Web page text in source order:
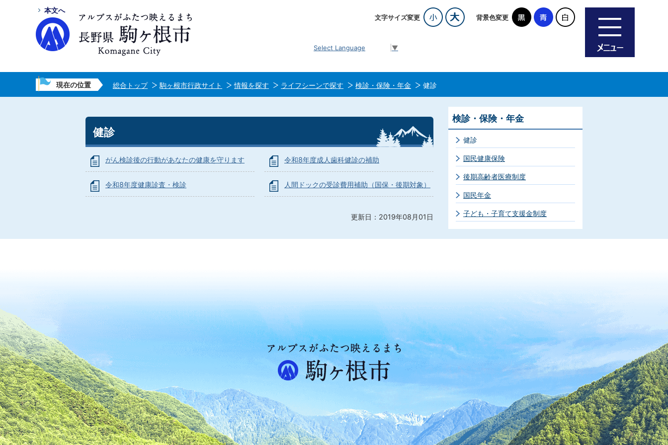
本文へ
文字サイズ変更 背景色変更
Select Language ▼
現在の位置 総合トップ 駒ヶ根市行政サイト 情報を探す ライフシーンで探す 検診・保険・年金 健診
健診
がん検診後の行動があなたの健康を守ります 令和8年度成人歯科健診の補助
令和8年度健康診査・検診 人間ドックの受診費用補助（国保・後期対象）
更新日：2019年08月01日
検診・保険・年金
健診
国民健康保険
後期高齢者医療制度
国民年金
子ども・子育て支援金制度
ア
ル
た
つ
映
え
る